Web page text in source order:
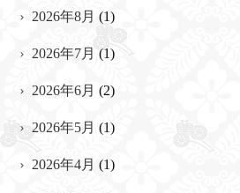
2026年8月 (1)
2026年7月 (1)
2026年6月 (2)
2026年5月 (1)
2026年4月 (1)